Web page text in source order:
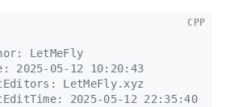
LetMeFly
2025-05-12 10:20:43
LetMeFly.xyz
2025-05-12 22:35:40
CPP